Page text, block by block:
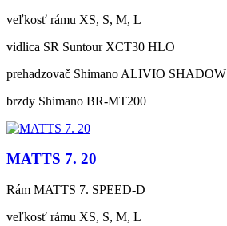
veľkosť rámu XS, S, M, L
vidlica SR Suntour XCT30 HLO
prehadzovač Shimano ALIVIO SHADOW
brzdy Shimano BR-MT200
MATTS 7. 20
Rám MATTS 7. SPEED-D
veľkosť rámu XS, S, M, L